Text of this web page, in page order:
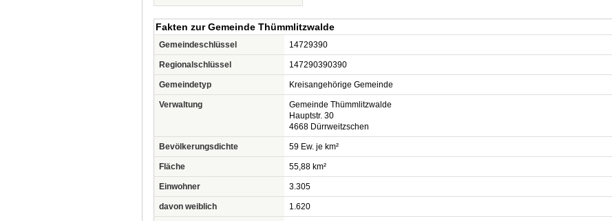
Fakten zur Gemeinde Thümmlitzwalde
Gemeindeschlüssel 14729390
Regionalschlüssel 147290390390
Gemeindetyp Kreisangehörige Gemeinde
Verwaltung
Gemeinde Thümmlitzwalde
Hauptstr. 30
4668 Dürrweitzschen
Bevölkerungsdichte 59 Ew. je km²
Fläche 55,88 km²
Einwohner 3.305
davon weiblich 1.620